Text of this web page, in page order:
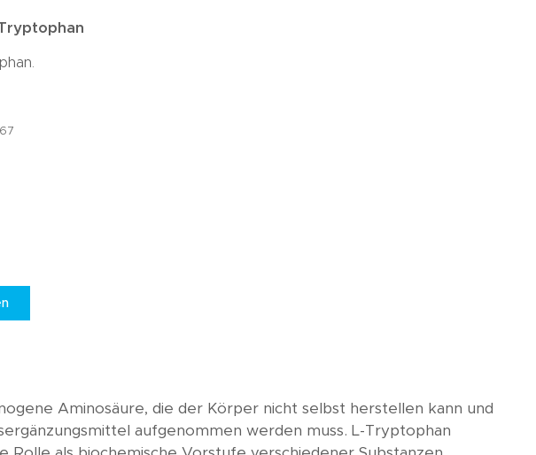
Aminosäure, die der Körper nicht selbst herstellen kann und
aufgenommen werden muss. L-Tryptophan